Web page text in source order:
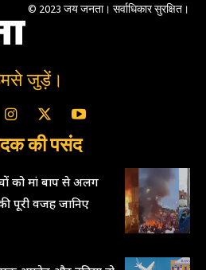
© 2023 जय जनता। सर्वाधिकार सुरक्षित।
जुड़ें।
की पसंद
को मां बाप से अलग
पूरी वजह जानिए